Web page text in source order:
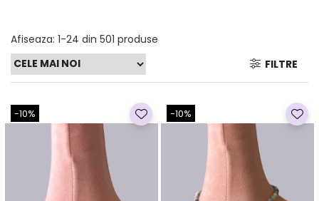
Afiseaza: 1-24 din 501 produse
FILTRE
-10% -10%